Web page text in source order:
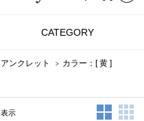
CATEGORY
アンクレット カラー：[黄 ]
表示 2列表示